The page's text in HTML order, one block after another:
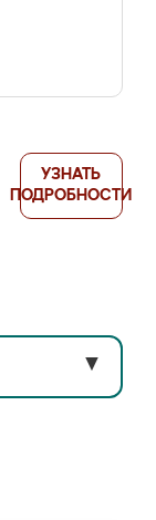
УЗНАТЬ
ПОДРОБНОСТИ
▼